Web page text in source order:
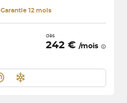
Garantie 12 mois
dès
242 € /mois